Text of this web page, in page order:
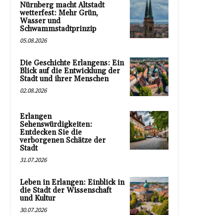
Nürnberg macht Altstadt
wetterfest: Mehr Grün,
Wasser und
Schwammstadtprinzip
05.08.2026
Die Geschichte Erlangens: Ein
Blick auf die Entwicklung der
Stadt und ihrer Menschen
02.08.2026
Erlangen
Sehenswürdigkeiten:
Entdecken Sie die
verborgenen Schätze der
Stadt
31.07.2026
Leben in Erlangen: Einblick in
die Stadt der Wissenschaft
und Kultur
30.07.2026